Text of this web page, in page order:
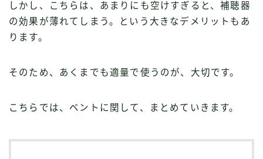
しかし、こちらは、あまりにも空けすぎると、補聴器
の効果が薄れてしまう。という大きなデメリットもあ
ります。
そのため、あくまでも適量で使うのが、大切です。
こちらでは、ベントに関して、まとめていきます。